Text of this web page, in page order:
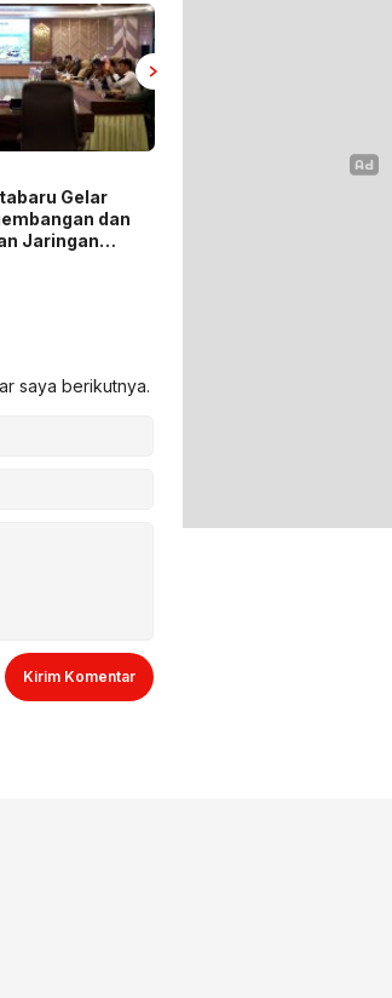
Gelar
dan
Jaringan
saya berikutnya.